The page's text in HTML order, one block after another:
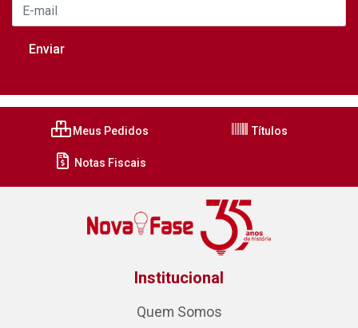
Meus Pedidos Títulos
Notas Fiscais
Institucional
Quem Somos